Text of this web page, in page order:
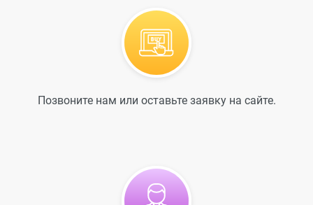
Позвоните нам или оставьте заявку на сайте.